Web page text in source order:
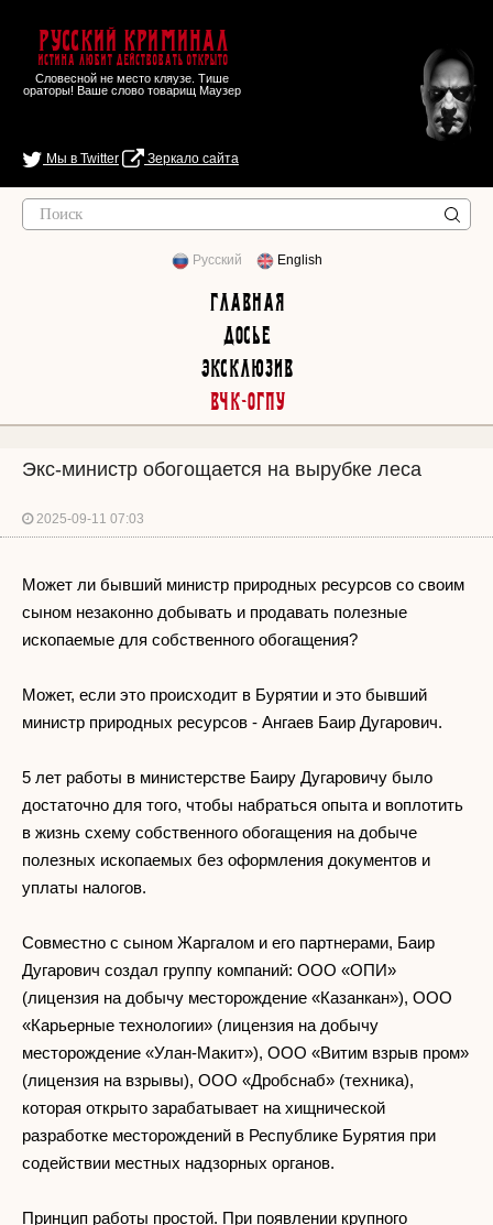
Русский Криминал
Истина любит действовать открыто
Словесной не место кляузе. Тише
ораторы! Ваше слово товарищ Маузер
Мы в Twitter Зеркало сайта
Русский English
Главная
Досье
Эксклюзив
ВЧК-ОГПУ
Экс-министр обогощается на вырубке леса
2025-09-11 07:03
Может ли бывший министр природных ресурсов со своим
сыном незаконно добывать и продавать полезные
ископаемые для собственного обогащения?
Может, если это происходит в Бурятии и это бывший
министр природных ресурсов - Ангаев Баир Дугарович.
5 лет работы в министерстве Баиру Дугаровичу было
достаточно для того, чтобы набраться опыта и воплотить
в жизнь схему собственного обогащения на добыче
полезных ископаемых без оформления документов и
уплаты налогов.
Совместно с сыном Жаргалом и его партнерами, Баир
Дугарович создал группу компаний: ООО «ОПИ»
(лицензия на добычу месторождение «Казанкан»), ООО
«Карьерные технологии» (лицензия на добычу
месторождение «Улан-Макит»), ООО «Витим взрыв пром»
(лицензия на взрывы), ООО «Дробснаб» (техника),
которая открыто зарабатывает на хищнической
разработке месторождений в Республике Бурятия при
содействии местных надзорных органов.
Принцип работы простой. При появлении крупного